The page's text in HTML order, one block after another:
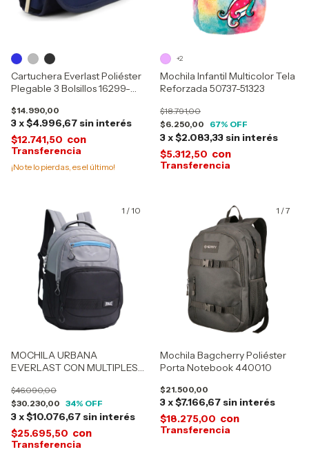
Cartuchera Everlast Poliéster
Plegable 3 Bolsillos 16299-
$14.990,00
3x$4.996,67 sin interés
$12.741,50 con
¡No te lo pierdas, es el último!
Mochila Infantil Multicolor Tela
Reforzada 50737-51323
$6.250,00
$18.791,00
67% OFF
3x$2.083,33 sin interés
$5.312,50 con
+2
1 /10
MOCHILA URBANA
EVERLAST CON MULTIPLES
$30.230,00
$46.090,00
34% OFF
3x$10.076,67 sin interés
$25.695,50 con
1 /7
Mochila Bagcherry Poliéster
Porta Notebook 440010
$21.500,00
3x$7.166,67 sin interés
$18.275,00 con